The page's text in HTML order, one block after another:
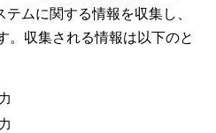
ムに関する情報を収集し、
。収集される情報は以下のと